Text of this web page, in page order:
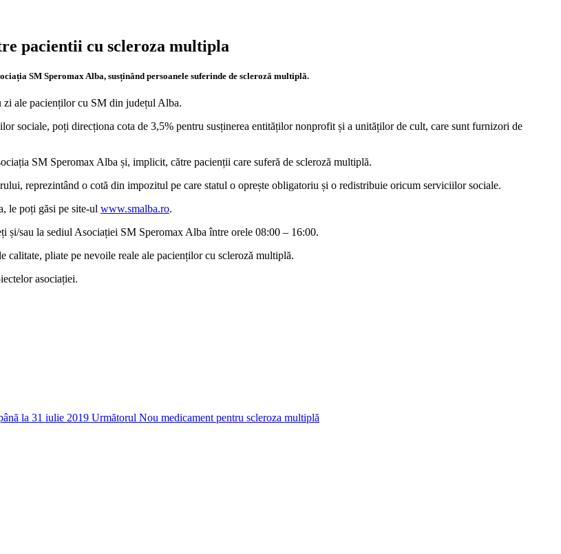
pacientii cu scleroza multipla
SM Speromax Alba, susținând persoanele suferinde de scleroză multiplă.
ale pacienților cu SM din județul Alba.
poți direcționa cota de 3,5% pentru susținerea entităților nonprofit și a unităților de cult, care sunt furnizori de
SM Speromax Alba și, implicit, către pacienții care suferă de scleroză multiplă.
reprezintând o cotă din impozitul pe care statul o oprește obligatoriu și o redistribuie oricum serviciilor sociale.
le poți găsi pe site-ul www.smalba.ro.
și/sau la sediul Asociației SM Speromax Alba între orele 08:00 – 16:00.
pliate pe nevoile reale ale pacienților cu scleroză multiplă.
asociației.
la 31 iulie 2019 Următorul Nou medicament pentru scleroza multiplă